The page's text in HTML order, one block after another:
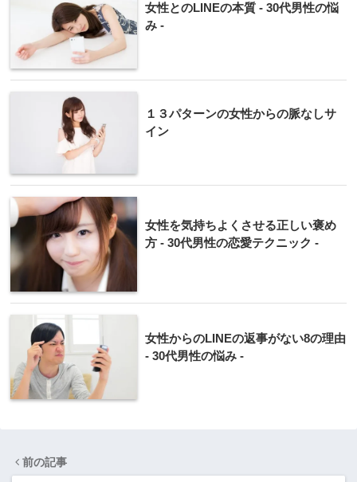
女性とのLINEの本質 - 30代男性の悩
み -
１３パターンの女性からの脈なしサ
イン
女性を気持ちよくさせる正しい褒め
方 - 30代男性の恋愛テクニック -
女性からのLINEの返事がない8の理由
- 30代男性の悩み -
前の記事